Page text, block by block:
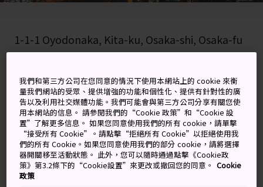
1-1-1 Oyodonaka, Kita-ku, Osaka-shi, Osaka-fu
取得轉乘資訊
關鍵字 地圖
一覽大阪市區遼闊的美景
我們和第三方公司在您同意的情況下使用本網站上的 cookie 來衡
量我們網站的受眾、提供增強的功能和個性化、提供有針對性的廣
告以及利用社交媒體功能。我們可能會與第三方公司分享有關您使
用本網站的信息。 請參閱我們的“Cookie 政策”和“Cookie 設
置”了解更多信息。 如果您同意使用我們的所有 cookie，請單擊
“接受所有 Cookie”。請點擊“拒絕所有 Cookie”以拒絕使用我
們的所有 Cookie。如果您同意使用我們的部分 cookie，請將選擇
器開關移至活動狀態。 此外，您可以隨時通過點擊《Cookie政
策》第3.2條下的“Cookie設置”來更改或撤回您的同意。 Cookie
政策